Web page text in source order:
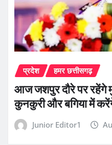
प्रदेश हमर छत्तीसगढ़
आज जशपुर दौरे पर रहेंगे
कुनकुरी और बगिया में
Junior Editor1